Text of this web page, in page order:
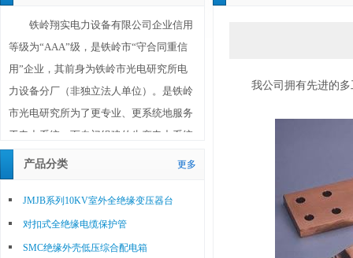
铁岭翔实电力设备有限公司企业信用
等级为“AAA”级，是铁岭市“守合同重信
用”企业，其前身为铁岭市光电研究所电
力设备分厂（非独立法人单位）。是铁岭
市光电研究所为了更专业、更系统地服务
于电力系统，而专门组建的生产电力系统
设备和材料的独立法人单位。铁岭翔实电
力设备有限公司成立于2010年10月20日，
注册资金1180万元，位于铁岭市调兵山城
北工业园区，占地面积30亩（20000平方
米），其技术、工艺、研发、生产、销售
产品分类 更多
JMJB系列10KV室外全绝缘变压器台
对扣式全绝缘电缆保护管
SMC绝缘外壳低压综合配电箱
我公司拥有先进的